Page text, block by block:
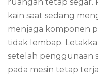
kain saat sedang
menjaga komponen
tidak lembap.
setelah penggunaan
pada mesin tetap